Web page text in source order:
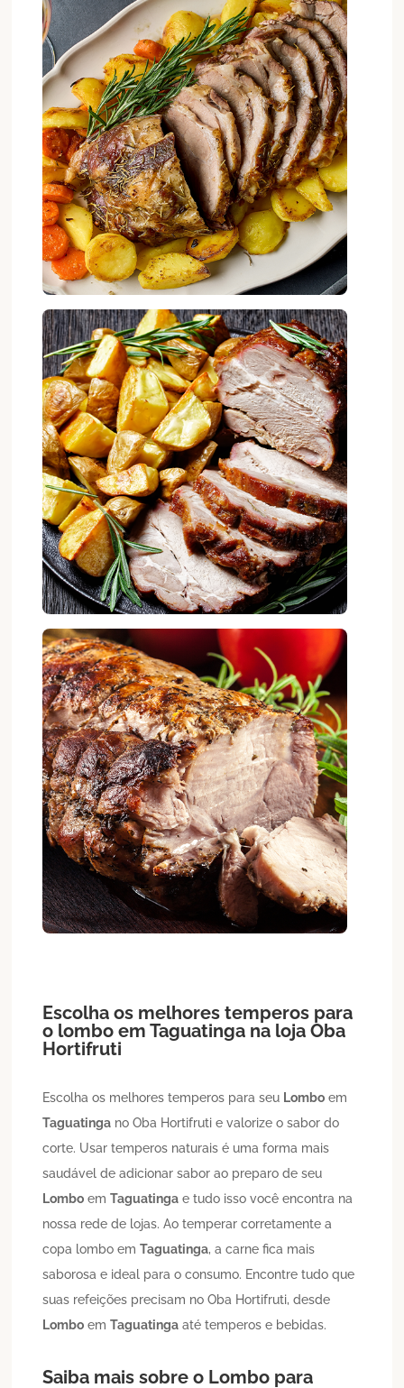
Escolha os melhores temperos para
o lombo emTaguatinga na loja Oba
Hortifruti
Escolha os melhores temperos para seu Lombo em
Taguatinga no Oba Hortifruti e valorize o sabor do
corte. Usar temperos naturais é uma forma mais
saudável de adicionar sabor ao preparo de seu
Lombo emTaguatinga e tudo isso você encontra na
nossa rede de lojas. Ao temperar corretamente a
copa lombo emTaguatinga, a carne fica mais
saborosa e ideal para o consumo. Encontre tudo que
suas refeições precisam no Oba Hortifruti, desde
Lombo emTaguatinga até temperos e bebidas.
Saiba mais sobre o Lombo para